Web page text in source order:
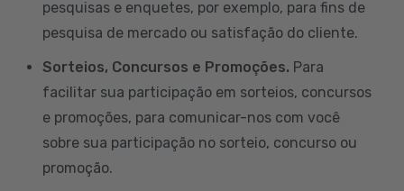
pesquisas e enquetes, por exemplo, para fins de
pesquisa de mercado ou satisfação do cliente.
Sorteios, Concursos e Promoções. Para
facilitar sua participação em sorteios, concursos
e promoções, para comunicar-nos com você
sobre sua participação no sorteio, concurso ou
promoção.